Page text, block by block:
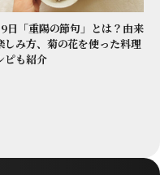
日「重陽の節句」とは？由来
しみ方、菊の花を使った料理
ピも紹介